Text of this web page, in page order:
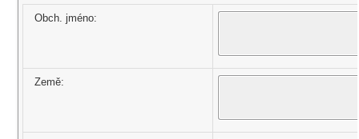
Obch. jméno:
Země: